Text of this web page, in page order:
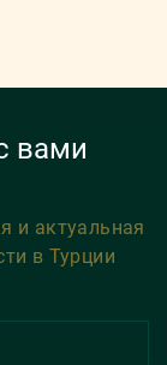
вами
и актуальная
в Турции